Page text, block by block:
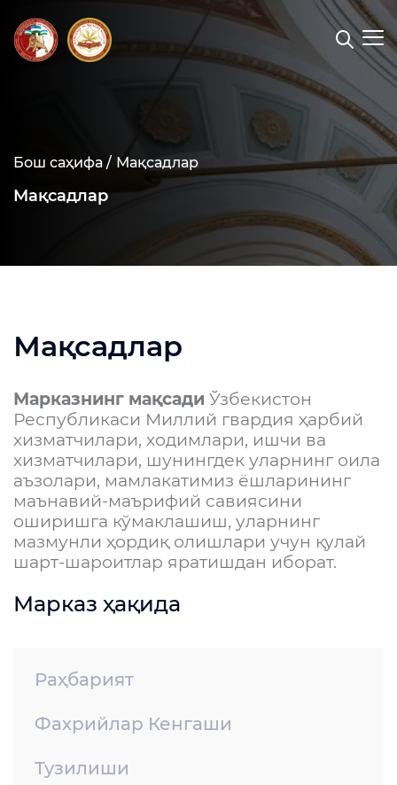
Бош саҳифа / Мақсадлар
Мақсадлар
Мақсадлар
Марказнинг мақсади Ўзбекистон
Республикаси Миллий гвардия ҳарбий
хизматчилари, ходимлари, ишчи ва
хизматчилари, шунингдек уларнинг оила
аъзолари, мамлакатимиз ёшларининг
маънавий-маърифий савиясини
оширишга кўмаклашиш, уларнинг
мазмунли ҳордиқ олишлари учун қулай
шарт-шароитлар яратишдан иборат.
Марказ ҳақида
Раҳбарият
Фахрийлар Кенгаши
Тузилиши